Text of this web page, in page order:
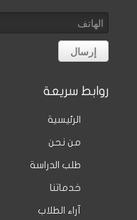
روابط سريعة
الرئيسية
من نحن
طلب الدراسة
خدماتنا
آراء الطلاب